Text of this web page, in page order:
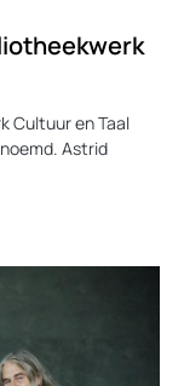
Cultuur en Taal
Astrid